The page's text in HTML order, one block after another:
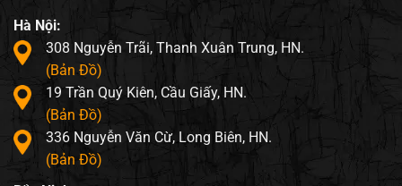
Hà Nội:
308 Nguyễn Trãi, Thanh Xuân Trung, HN.
(Bản Đồ)
19 Trần Quý Kiên, Cầu Giấy, HN.
(Bản Đồ)
336 Nguyễn Văn Cừ, Long Biên, HN.
(Bản Đồ)